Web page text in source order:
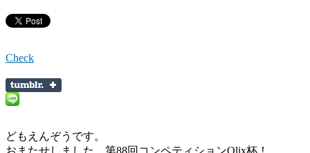
Check
どもえんぞうです。
おまたせしました、第88回コンペティションQlix杯！